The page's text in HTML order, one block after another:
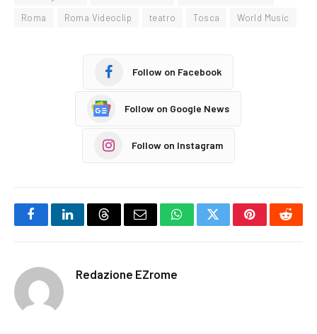
Roma
Roma Videoclip teatro Tosca World Music
Follow on Facebook
Follow on Google News
Follow on Instagram
FacebookLinkedInThreadsEmail WhatsAppTwitterPinterest
Redazione EZrome